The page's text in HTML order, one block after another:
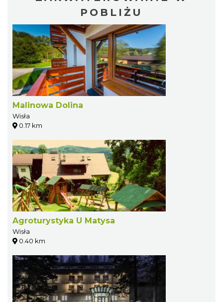
POBLIŻU
Malinowa Dolina
Wisła
0.17 km
Agroturystyka U Matysa
Wisła
0.40 km